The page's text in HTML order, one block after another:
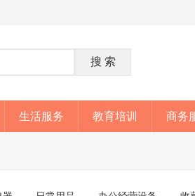
生活服务 教育培训 商务